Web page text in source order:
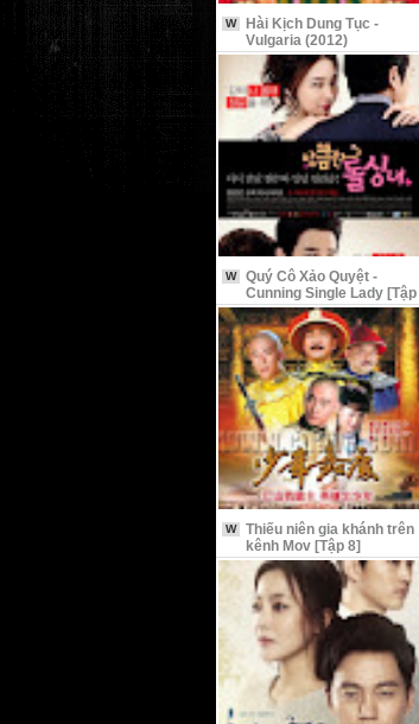
W
Hài Kịch Dung Tục -
Vulgaria (2012)
W
Quý Cô Xảo Quyệt -
Cunning Single Lady [Tập
9 Vietsub]
W
Thiếu niên gia khánh trên
kênh Mov [Tập 8]